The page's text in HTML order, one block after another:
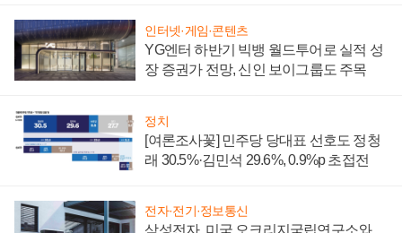
인터넷·게임·콘텐츠
YG엔터 하반기 빅뱅 월드투어로 실적 성
장 증권가 전망, 신인 보이그룹도 주목
정치
[여론조사꽃] 민주당 당대표 선호도 정청
래 30.5%·김민석 29.6%, 0.9%p 초접전
전자·전기·정보통신